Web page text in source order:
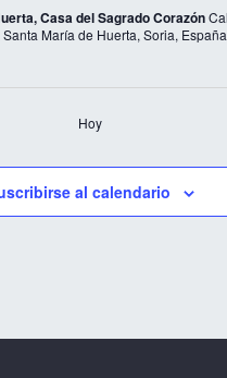
Casa del Sagrado Corazón
María de Huerta, Soria, España
Hoy
al calendario